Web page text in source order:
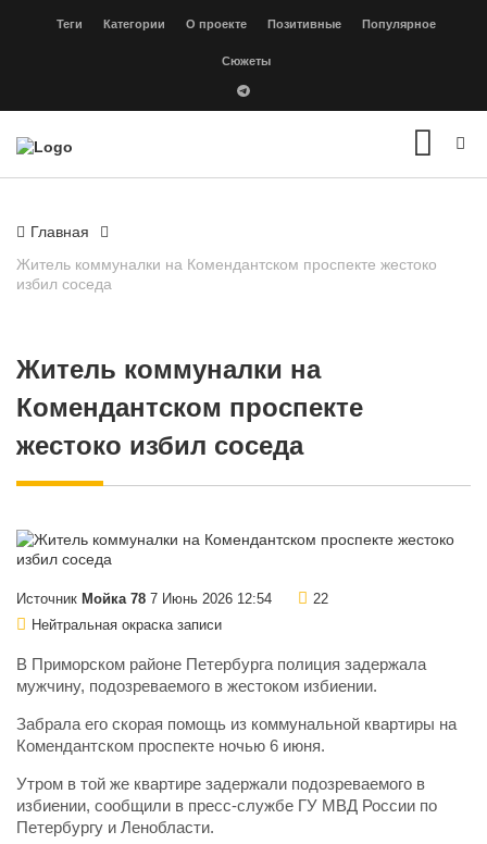
Теги Категории О проекте Позитивные Популярное
Сюжеты
Главная
Житель коммуналки на Комендантском проспекте жестоко
избил соседа
Житель коммуналки на
Комендантском проспекте
жестоко избил соседа
Источник Мойка 78 7 Июнь 2026 12:54
22
Нейтральная окраска записи
В Приморском районе Петербурга полиция задержала
мужчину, подозреваемого в жестоком избиении.
Забрала его скорая помощь из коммунальной квартиры на
Комендантском проспекте ночью 6 июня.
Утром в той же квартире задержали подозреваемого в
избиении, сообщили в пресс-службе ГУ МВД России по
Петербургу и Ленобласти.